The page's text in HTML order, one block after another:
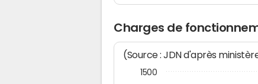
Charges de
(Source : JDN d'après
1500